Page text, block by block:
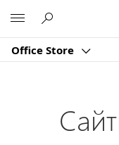
Office Store